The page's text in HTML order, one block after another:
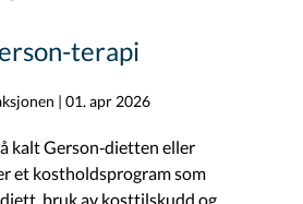
terapi
| 01. apr 2026
kalt Gerson‑dietten eller
et kostholdsprogram som
bruk av kosttilskudd og